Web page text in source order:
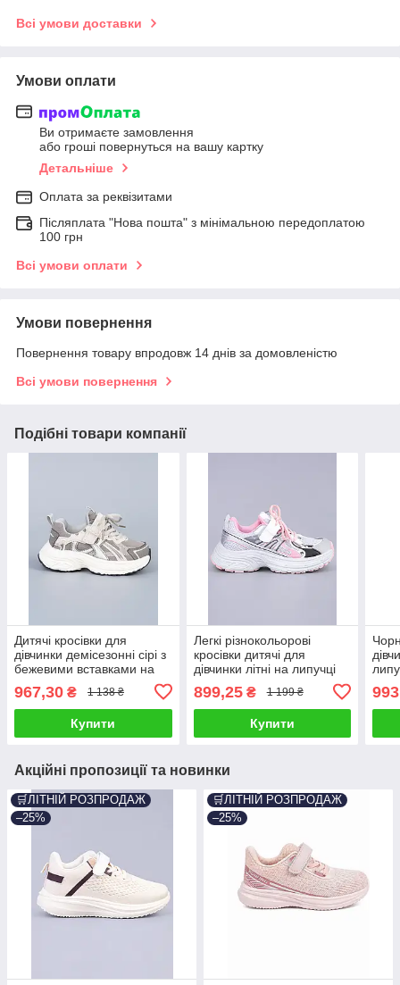
Всі умови доставки
Умови оплати
Ви отримаєте замовлення
або гроші повернуться на вашу картку
Детальніше
Оплата за реквізитами
Післяплата "Нова пошта" з мінімальною передоплатою
100 грн
Всі умови оплати
Умови повернення
Повернення товару впродовж 14 днів за домовленістю
Всі умови повернення
Подібні товари компанії
Дитячі кросівки для
дівчинки демісезонні сірі з
бежевими вставками на
масивній підошві (BY5250-
2В)
967,30 ₴ 1 138 ₴
Купити
Легкі різнокольорові
кросівки дитячі для
дівчинки літні на липучці
шкіра сітка (BY5249-3C)
899,25₴ 1 199 ₴
Купити
Акційні пропозиції та новинки
🛒ЛІТНІЙ РОЗПРОДАЖ
–25%
🛒ЛІТНІЙ РОЗПРОДАЖ
–25%